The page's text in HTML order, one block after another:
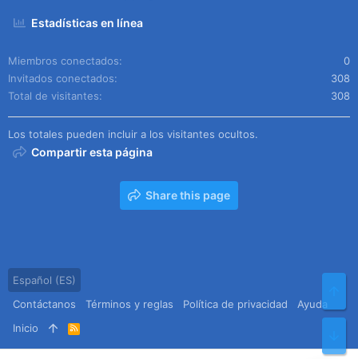
Estadísticas en línea
Miembros conectados
0
Invitados conectados
308
Total de visitantes
308
Los totales pueden incluir a los visitantes ocultos.
Compartir esta página
Share this page
Español (ES)
Contáctanos
Términos y reglas Política de privacidad
Ayuda
Inicio
R
S
S